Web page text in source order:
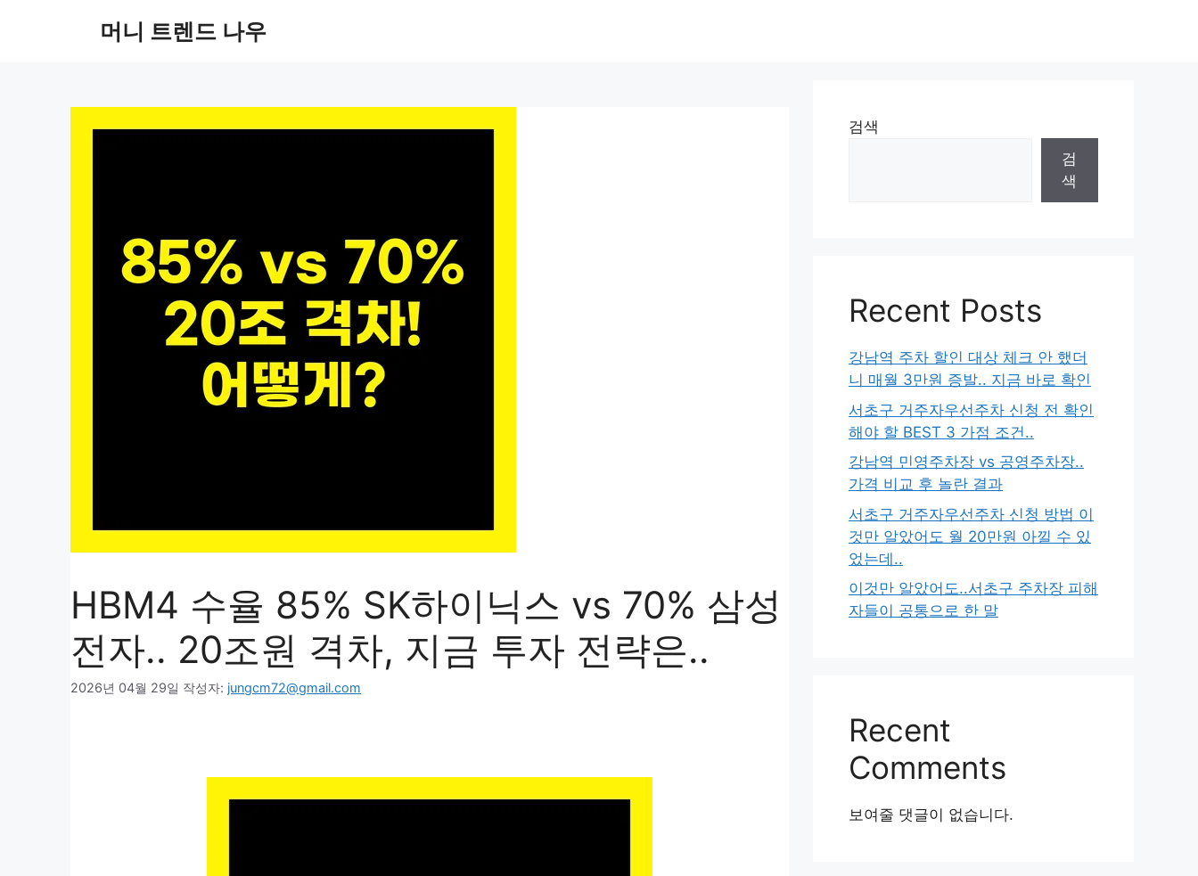
머니 트렌드 나우
HBM4 수율 85% SK하이닉스 vs 70% 삼성
전자.. 20조원 격차, 지금 투자 전략은..
2026년 04월 29일 작성자: jungcm72@gmail.com
검색
검
색
Recent Posts
강남역 주차 할인 대상 체크 안 했더
니 매월 3만원 증발.. 지금 바로 확인
서초구 거주자우선주차 신청 전 확인
해야 할 BEST 3 가점 조건..
강남역 민영주차장 vs 공영주차장..
가격 비교 후 놀란 결과
서초구 거주자우선주차 신청 방법 이
것만 알았어도 월 20만원 아낄 수 있
었는데..
이것만 알았어도..서초구 주차장 피해
자들이 공통으로 한 말
Recent
Comments
보여줄 댓글이 없습니다.